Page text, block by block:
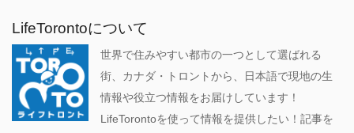
LifeTorontoについて
世界で住みやすい都市の一つとして選ばれる
街、カナダ・トロントから、日本語で現地の生
情報や役立つ情報をお届けしています！
LifeTorontoを使って情報を提供したい！記事を